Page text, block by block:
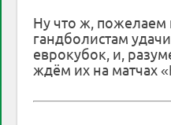
Ну что ж,
гандболистам
еврокубок, и,
ждём их на матчах